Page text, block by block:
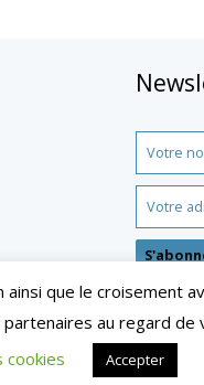
droits réservés
que le croisement
au regard
cookies Accepter